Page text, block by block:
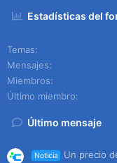
Estadísticas del
Temas
Mensajes
Miembros
Último miembro
Último mensaje
Noticia
Un precio